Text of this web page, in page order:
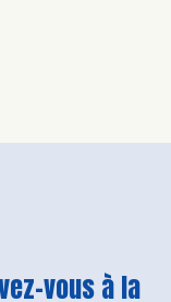
vous à la